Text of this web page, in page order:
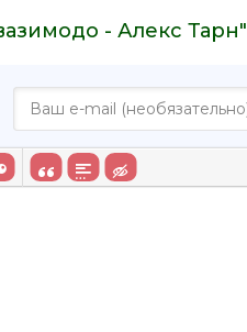
- Алекс Тарн"